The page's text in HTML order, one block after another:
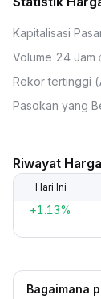
Kapitalisasi
Volume 24 Jam
Rekor tertinggi
Pasokan yang
Riwayat
Hari Ini
+1.13%
Bagaimana